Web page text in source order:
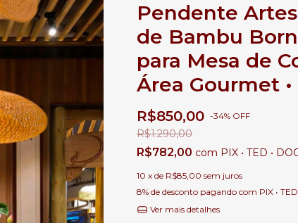
Pendente
de Bambu
para Mesa de
Área Gourmet •
R$850,00 -34% OFF
R$1.290,00
R$782,00 com PIX • TED •
10 x de R$85,00 sem juros
8% de desconto pagando com PIX •
Ver mais detalhes